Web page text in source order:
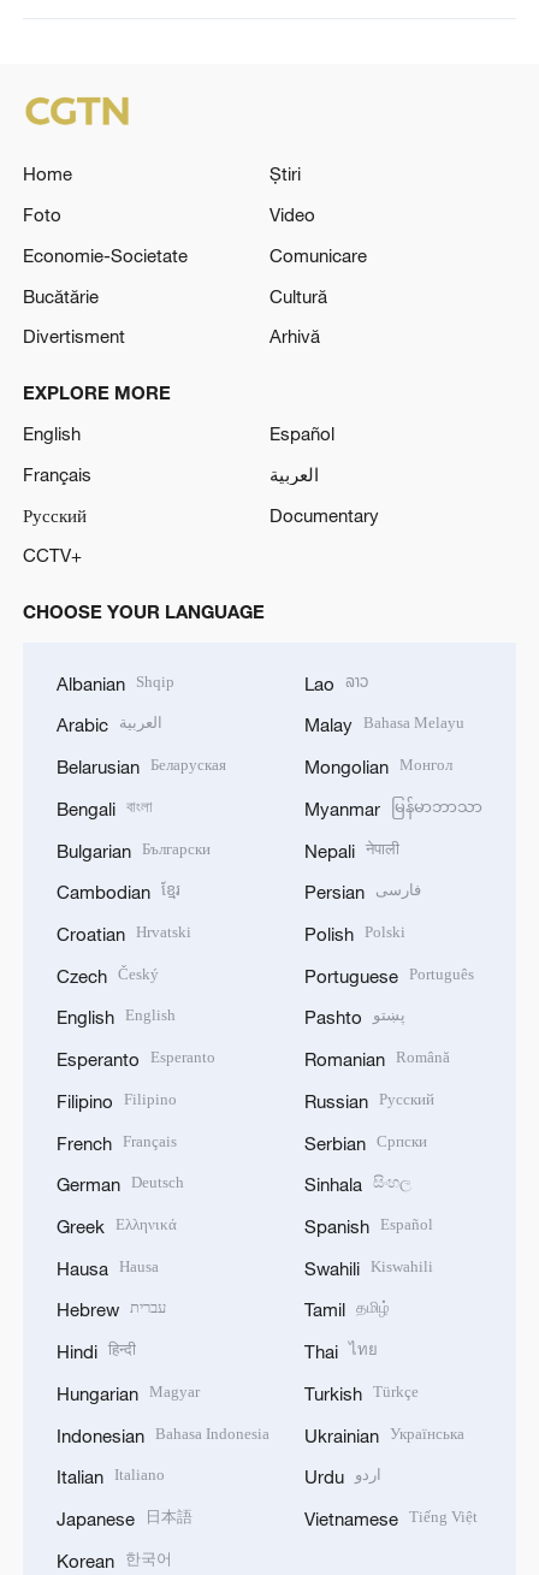
Home
Știri
Foto
Video
Economie-Societate
Comunicare
Bucătărie
Cultură
Divertisment
Arhivă
EXPLORE MORE
English
Español
Français
العربية
Русский
Documentary
CCTV+
CHOOSE YOUR LANGUAGE
Albanian Shqip
Arabic العربية
Belarusian Беларуская
Bengali বাংলা
Bulgarian Български
Cambodian ខ្មែរ
Croatian Hrvatski
Czech Český
English English
Esperanto Esperanto
Filipino Filipino
French Français
German Deutsch
Greek Ελληνικά
Hausa Hausa
Hebrew עברית
Hindi हिन्दी
Hungarian Magyar
Indonesian Bahasa Indonesia
Italian Italiano
Japanese 日本語
Korean 한국어
Lao ລາວ
Malay Bahasa Melayu
Mongolian Монгол
Myanmar မြန်မာဘာသာ
Nepali नेपाली
Persian فارسی
Polish Polski
Portuguese Português
Pashto پښتو
Romanian Română
Russian Русский
Serbian Српски
Sinhala සිංහල
Spanish Español
Swahili Kiswahili
Tamil தமிழ்
Thai ไทย
Turkish Türkçe
Ukrainian Українська
Urdu اردو
Vietnamese Tiếng Việt